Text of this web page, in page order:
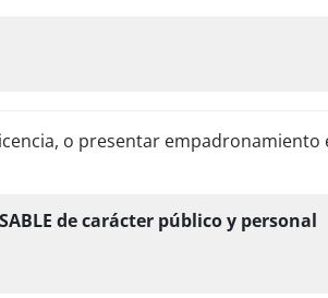
o presentar empadronamiento
de carácter público y personal